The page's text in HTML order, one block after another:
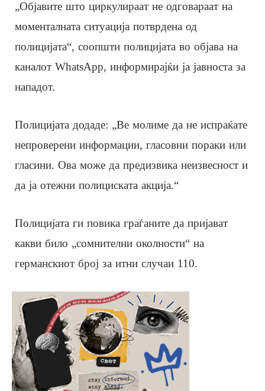
„Објавите што циркулираат не одговараат на
моменталната ситуација потврдена од
полицијата“, соопшти полицијата во објава на
каналот WhatsApp, информирајќи ја јавноста за
нападот.
Полицијата додаде: „Ве молиме да не испраќате
непроверени информации, гласовни пораки или
гласини. Ова може да предизвика неизвесност и
да ја отежни полициската акција.“
Полицијата ги повика граѓаните да пријават
какви било „сомнителни околности“ на
германскиот број за итни случаи 110.